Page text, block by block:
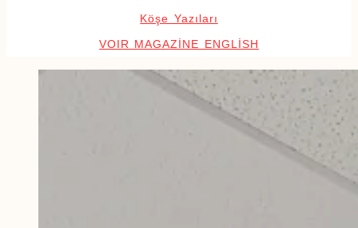
Köşe Yazıları
VOIR MAGAZİNE ENGLİSH